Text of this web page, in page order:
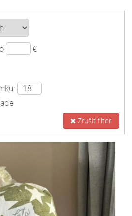
€
Zrušiť filter